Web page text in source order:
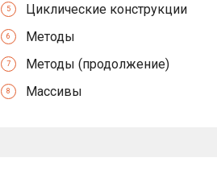
5 Циклические конструкции
6 Методы
7 Методы (продолжение)
8 Массивы